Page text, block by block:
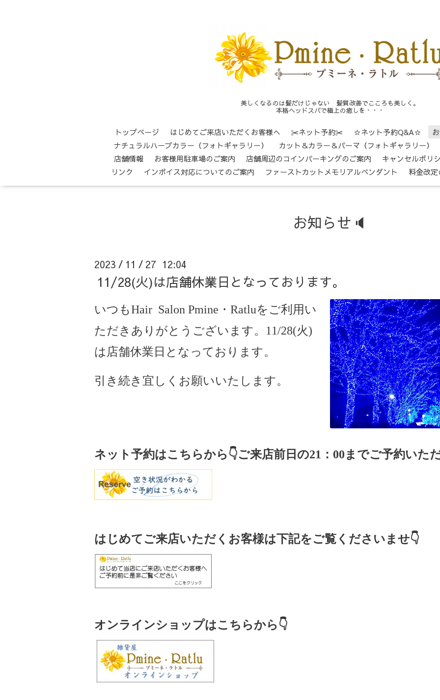
美しくなるのは髪だけじゃない 髪質改善でこころも美しく。
本格ヘッドスパで極上の癒しを・・・
トップページ はじめてご来店いただくお客様へ ✂ネット予約✂ ☆ネット予約Q&A☆
ナチュラルハーブカラー（フォトギャラリー）
カット＆カラー＆パーマ（フォトギャラリー）
店舗情報
お客様用駐車場のご案内 店舗周辺のコインパーキングのご案内
キャンセルポリ
リンク
インボイス対応についてのご案内 ファーストカットメモリアルペンダント 料金改
お知らせ🔈
2023 / 11 / 27 12:04
11/28(火)は店舗休業日となっております。
いつもHair Salon Pmine・Ratluをご利用い
ただきありがとうございます。11/28(火)
は店舗休業日となっております。
引き続き宜しくお願いいたします。
ネット予約はこちらから👇ご来店前日の21 ： 00までご予約いた
はじめてご来店いただくお客様は下記をご覧くださいませ👇
オンラインショップはこちらから👇